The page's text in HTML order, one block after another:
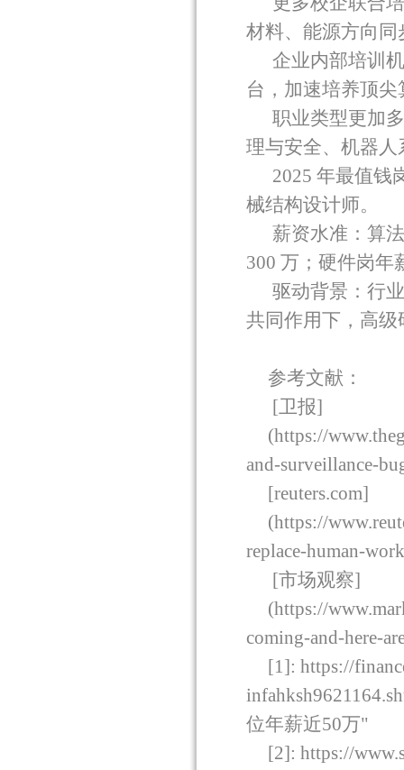
材料、能源方向同
企业内部培训
台，加速培养顶
职业类型更加
理与安全、机器
2025 年最值钱
械结构设计师。
薪资水准：算
300 万；硬件岗年
驱动背景：行
共同作用下，高
参考文献：
[卫报]
(https://
and-surveillance-
[reuters.com]
(https://
replace-human-
[市场观察]
(https://
coming-and-here-
[1]: https://
位年薪近50万"
[2]: https://